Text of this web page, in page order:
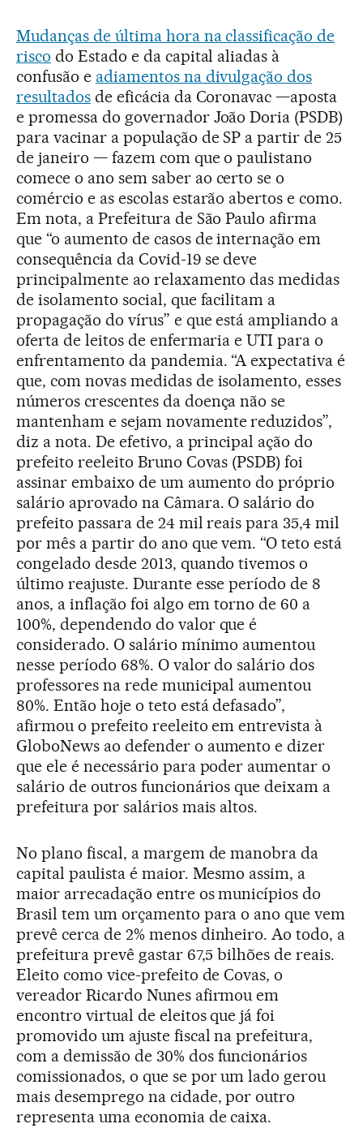
Mudanças de última hora na classificação de
risco do Estado e da capital aliadas à
confusão e adiamentos na divulgação dos
resultadosde eficácia da Coronavac —aposta
e promessa do governador João Doria (PSDB)
para vacinar a população de SP a partir de 25
de janeiro — fazem com que o paulistano
comece o ano sem saber ao certo se o
comércio e as escolas estarão abertos e como.
Em nota, a Prefeitura de São Paulo afirma
que “o aumento de casos de internação em
consequência da Covid-19 se deve
principalmente ao relaxamento das medidas
de isolamento social, que facilitam a
propagação do vírus” e que está ampliando a
oferta de leitos de enfermaria e UTI para o
enfrentamento da pandemia. “A expectativa é
que, com novas medidas de isolamento, esses
números crescentes da doença não se
mantenham e sejam novamente reduzidos”,
diz a nota. De efetivo, a principal ação do
prefeito reeleito Bruno Covas (PSDB) foi
assinar embaixo de um aumento do próprio
salário aprovado na Câmara. O salário do
prefeito passara de 24 mil reais para 35,4 mil
por mês a partir do ano que vem. “O teto está
congelado desde 2013, quando tivemos o
último reajuste. Durante esse período de 8
anos, a inflação foi algo em torno de 60 a
100%, dependendo do valor que é
considerado. O salário mínimo aumentou
nesse período 68%. O valor do salário dos
professores na rede municipal aumentou
80%. Então hoje o teto está defasado”,
afirmou o prefeito reeleito em entrevista à
GloboNews ao defender o aumento e dizer
que ele é necessário para poder aumentar o
salário de outros funcionários que deixam a
prefeitura por salários mais altos.
No plano fiscal, a margem de manobra da
capital paulista é maior. Mesmo assim, a
maior arrecadação entre os municípios do
Brasil tem um orçamento para o ano que vem
prevê cerca de 2% menos dinheiro. Ao todo, a
prefeitura prevê gastar 67,5 bilhões de reais.
Eleito como vice-prefeito de Covas, o
vereador Ricardo Nunes afirmou em
encontro virtual de eleitos que já foi
promovido um ajuste fiscal na prefeitura,
com a demissão de 30% dos funcionários
comissionados, o que se por um lado gerou
mais desemprego na cidade, por outro
representa uma economia de caixa.